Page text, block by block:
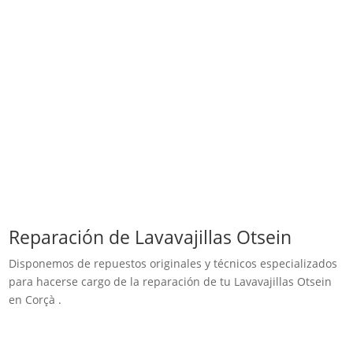
Reparación de Lavavajillas Otsein
Disponemos de repuestos originales y técnicos especializados
para hacerse cargo de la reparación de tu Lavavajillas Otsein
en Corçà .